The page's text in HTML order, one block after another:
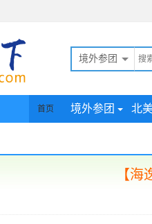
境外参团
首页 境外参团 北
【